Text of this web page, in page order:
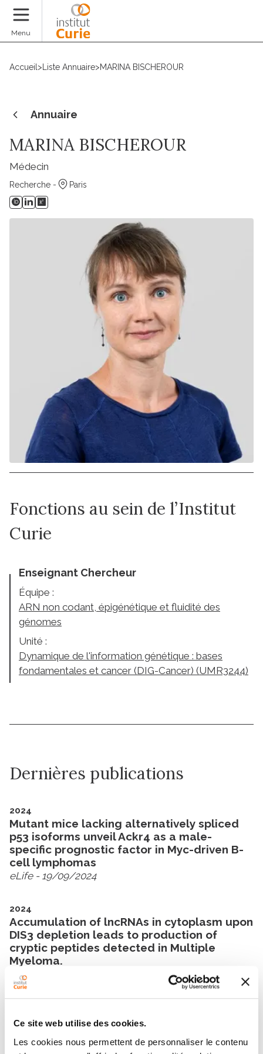
Ce site web utilise des cookies.
Les cookies nous permettent de personnaliser le contenu
Menu
Accueil > Liste Annuaire>MARINA BISCHEROUR
Annuaire
MARINA BISCHEROUR
Médecin
Recherche - Paris
Fonctions au sein de l’Institut
Curie
Enseignant Chercheur
Équipe :
ARN non codant, épigénétique et fluidité des
génomes
Unité :
Dynamique de l'information génétique : bases
fondamentales et cancer (DIG-Cancer) (UMR3244)
Dernières publications
2024
Mutant mice lacking alternatively spliced
p53 isoforms unveil Ackr4 as a male-
specific prognostic factor in Myc-driven B-
cell lymphomas
eLife- 19/09/2024
2024
Accumulation of lncRNAs in cytoplasm upon
DIS3 depletion leads to production of
cryptic peptides detected in Multiple
Myeloma.
2023
accumulation of lncRNAs carrying non-
Research Square - 16/08/2023